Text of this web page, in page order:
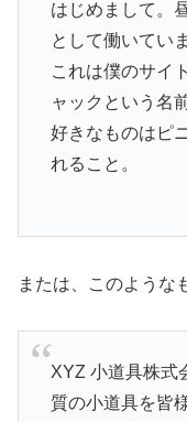
はじめまして。
として働いてい
これは僕のサイ
ャックという名
好きなものはピ
れること。
または、このような
XYZ 小道具株式
質の小道具を皆